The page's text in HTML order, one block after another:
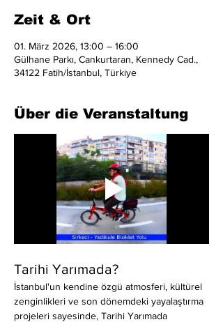
Zeit & Ort
01. März 2026, 13:00 – 16:00
Gülhane Parkı, Cankurtaran, Kennedy Cad.,
34122 Fatih/İstanbul, Türkiye
Über die Veranstaltung
Tarihi Yarımada?
İstanbul'un kendine özgü atmosferi, kültürel
zenginlikleri ve son dönemdeki yayalaştırma
projeleri sayesinde, Tarihi Yarımada